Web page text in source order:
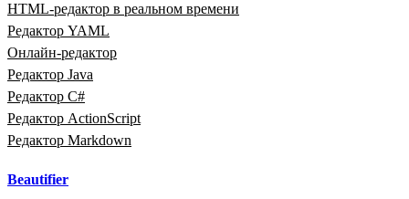
HTML‑редактор в реальном времени
Редактор YAML
Онлайн‑редактор
Редактор Java
Редактор C#
Редактор ActionScript
Редактор Markdown
Beautifier